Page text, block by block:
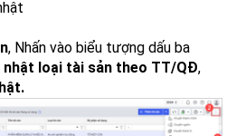
, Nhấn vào biểu tượng dấu ba
nhật loại tài sản theo TT/QĐ,